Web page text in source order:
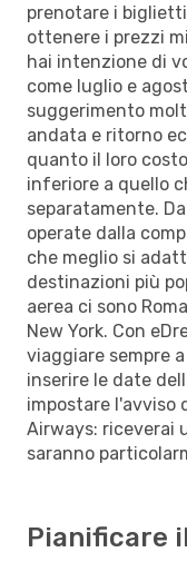
prenotare i
ottenere i prezzi
hai intenzione di
come luglio e
suggerimento
andata e ritorno
quanto il loro
inferiore a quello
separatamente.
operate dalla
che meglio si
destinazioni più
aerea ci sono
New York. Con
viaggiare sempre
inserire le date
impostare l'avviso
Airways: riceverai
saranno
Pianificare